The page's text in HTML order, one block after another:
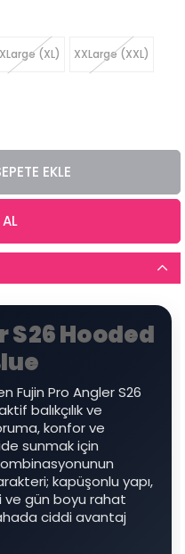
XLarge (XL) XXLarge (XXL)
Hooded
Fujin Pro Angler S26
balıkçılık ve
konfor ve
sunmak için
kapüşonlu yapı,
ve gün boyu rahat
ciddi avantaj